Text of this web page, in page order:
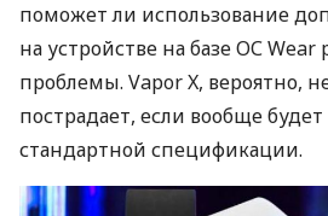
поможет ли использование
на устройстве на базе ОС
проблемы. Vapor X, вероятно,
пострадает, если вообще
стандартной спецификации.